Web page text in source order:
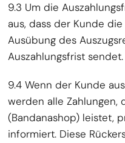
9.3 Um die
aus, dass der Kunde
Ausübung des
Auszahlungsfrist sendet.
9.4 Wenn der Kunde
werden alle Zahlungen,
(Bandanashop) leistet,
informiert. Diese